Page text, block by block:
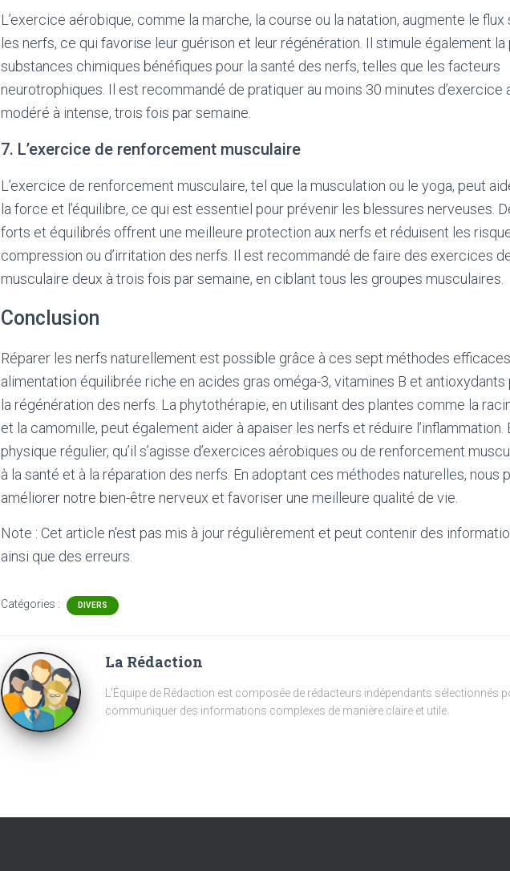
L’exercice aérobique, comme la marche, la course ou la natation, augmente le flux
les nerfs, ce qui favorise leur guérison et leur régénération. Il stimule également
substances chimiques bénéfiques pour la santé des nerfs, telles que les facteurs
neurotrophiques. Il est recommandé de pratiquer au moins 30 minutes d’exercice
modéré à intense, trois fois par semaine.
7. L’exercice de renforcement musculaire
L’exercice de renforcement musculaire, tel que la musculation ou le yoga, peut
la force et l’équilibre, ce qui est essentiel pour prévenir les blessures nerveuses.
forts et équilibrés offrent une meilleure protection aux nerfs et réduisent les
compression ou d’irritation des nerfs. Il est recommandé de faire des exercices
musculaire deux à trois fois par semaine, en ciblant tous les groupes musculaires.
Conclusion
Réparer les nerfs naturellement est possible grâce à ces sept méthodes
alimentation équilibrée riche en acides gras oméga-3, vitamines B et
la régénération des nerfs. La phytothérapie, en utilisant des plantes comme la
et la camomille, peut également aider à apaiser les nerfs et réduire l’inflammation.
physique régulier, qu’il s’agisse d’exercices aérobiques ou de renforcement
à la santé et à la réparation des nerfs. En adoptant ces méthodes naturelles, nous
améliorer notre bien-être nerveux et favoriser une meilleure qualité de vie.
Note : Cet article n'est pas mis à jour régulièrement et peut contenir des
ainsi que des erreurs.
Catégories : DIVERS
La Rédaction
L'Équipe de Rédaction est composée de rédacteurs indépendants sélectionnés
communiquer des informations complexes de manière claire et utile.